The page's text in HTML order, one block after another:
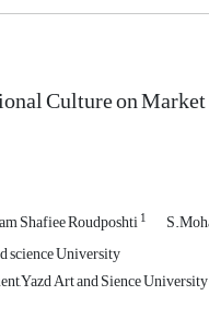
Culture on
Shafiee Roudposhti1
science University
Art and Sience University